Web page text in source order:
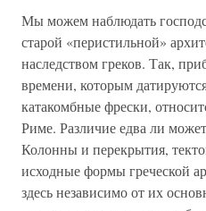
Мы можем наблюдать
старой «перистильной»
наследством греков. Так,
времени, которым
катакомбные фрески,
Риме. Различие едва ли
Колонны и перекрытия,
исходные формы греческой
здесь независимо от их